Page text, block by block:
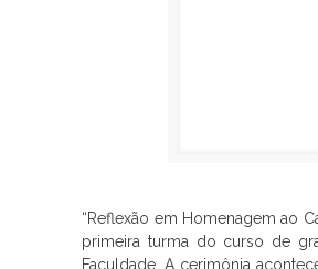
“Reflexão em Homenagem ao
primeira turma do curso de
Faculdade. A cerimônia